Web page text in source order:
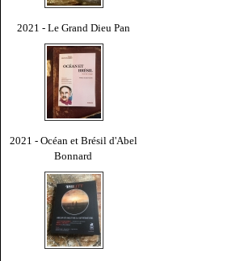
2021 - Le Grand Dieu Pan
2021 - Océan et Brésil d'Abel
Bonnard